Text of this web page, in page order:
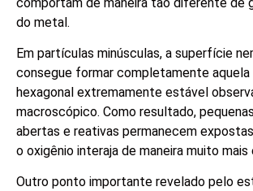
do metal.
Em partículas minúsculas, a superfície
consegue formar completamente
hexagonal extremamente estável
macroscópico. Como resultado,
abertas e reativas permanecem
o oxigênio interaja de maneira muito
Outro ponto importante revelado pelo